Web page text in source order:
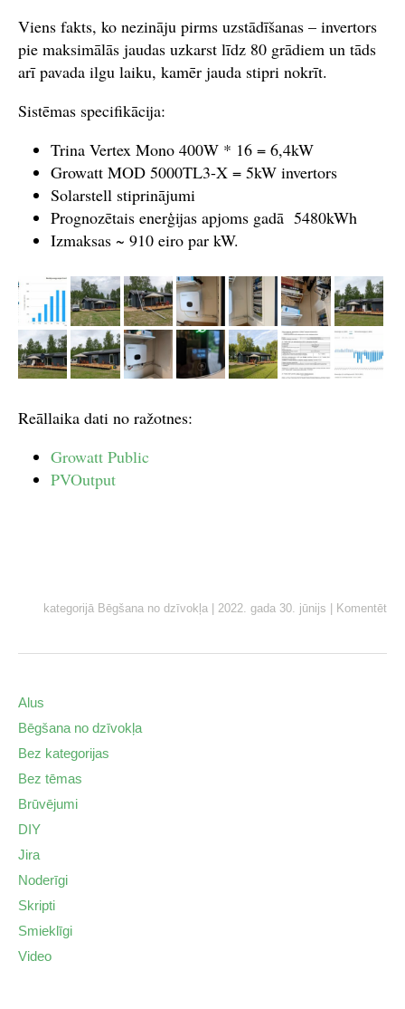
Viens fakts, ko nezināju pirms uzstādīšanas – invertors
pie maksimālās jaudas uzkarst līdz 80 grādiem un tāds
arī pavada ilgu laiku, kamēr jauda stipri nokrīt.
Sistēmas specifikācija:
Trina Vertex Mono 400W * 16 = 6,4kW
Growatt MOD 5000TL3-X = 5kW invertors
Solarstell stiprinājumi
Prognozētais enerģijas apjoms gadā 5480kWh
Izmaksas ~ 910 eiro par kW.
Reāllaika dati no ražotnes:
Growatt Public
PVOutput
kategorijā Bēgšana no dzīvokļa 2022. gada 30. jūnijs Komentēt
Alus
Bēgšana no dzīvokļa
Bez kategorijas
Bez tēmas
Brūvējumi
DIY
Jira
Noderīgi
Skripti
Smieklīgi
Video